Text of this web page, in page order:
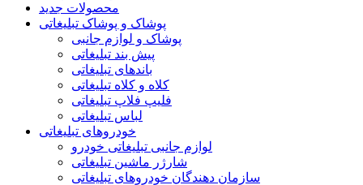
محصولات جدید
پوشاک و پوشاک تبلیغاتی
پوشاک و لوازم جانبی
پیش بند تبلیغاتی
باندهای تبلیغاتی
کلاه و کلاه تبلیغاتی
فلیپ فلاپ تبلیغاتی
لباس تبلیغاتی
خودروهای تبلیغاتی
لوازم جانبی تبلیغاتی خودرو
شارژر ماشین تبلیغاتی
سازمان دهندگان خودروهای تبلیغاتی